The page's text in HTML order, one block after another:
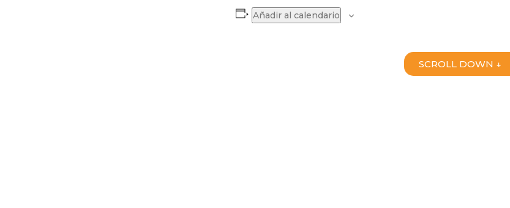
Añadir al calendario
SCROLL DOWN ↓